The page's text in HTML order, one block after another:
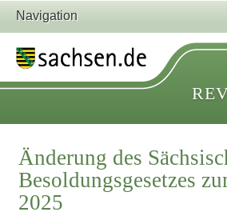
Navigation
Änderung des
Besoldungsgesetzes
2025